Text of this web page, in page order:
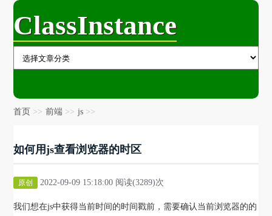
ClassInstance
首页 前端 js
如何用js查看浏览器的时区
原创 2022-09-09 15:18:00 阅读(3289)次
我们想在js中获得当前时间的时间戳前，需要确认当前浏览器的的